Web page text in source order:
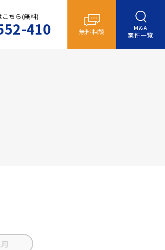
ちら(無料)
410 無料相談
M&A
案件一覧